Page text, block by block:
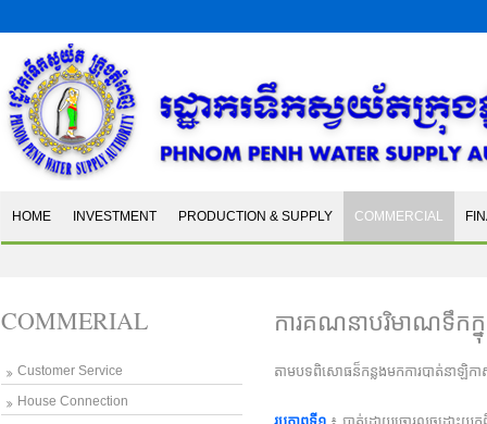
HOME INVESTMENT PRODUCTION & SUPPLY COMMERCIAL
COMMERIAL
Customer Service
House Connection
ការគណនាបរិមាណទឹកក្
តាមបទពិសោធន៏កន្លងមកការបាត់នាឡិកា